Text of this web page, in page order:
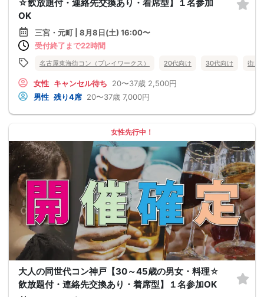
☆飲放題付・連絡先交換あり・着席型】１名参加
OK
三宮・元町 | 8月8日(土) 16:00〜
受付終了まで22時間
名古屋東海街コン（プレイワークス） 20代向け 30代向け 街コ
女性 キャンセル待ち 20〜37歳 2,500円
男性 残り4席 20〜37歳 7,000円
女性先行中！
大人の同世代コン神戸【30～45歳の男女・料理☆
飲放題付・連絡先交換あり・着席型】１名参加OK